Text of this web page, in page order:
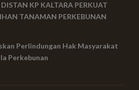
KP KALTARA PERKUAT
TANAMAN PERKEBUNAN
Perlindungan Hak Masyarakat
Perkebunan